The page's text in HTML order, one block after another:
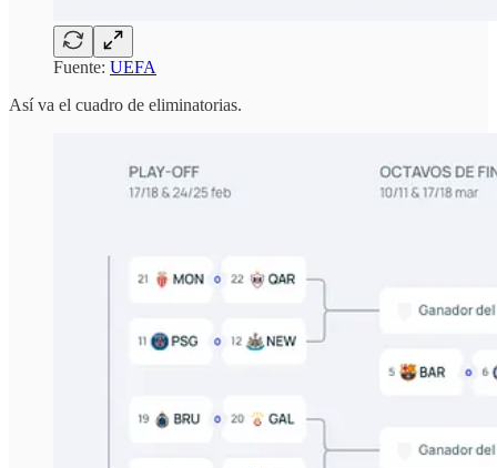
Fuente: UEFA
Así va el cuadro de eliminatorias.